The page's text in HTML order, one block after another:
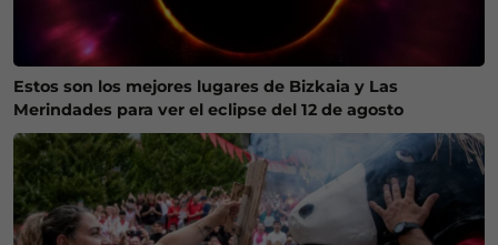
Estos son los mejores lugares de Bizkaia y Las
Merindades para ver el eclipse del 12 de agosto